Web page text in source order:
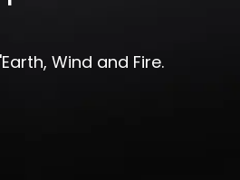
Wind and Fire.